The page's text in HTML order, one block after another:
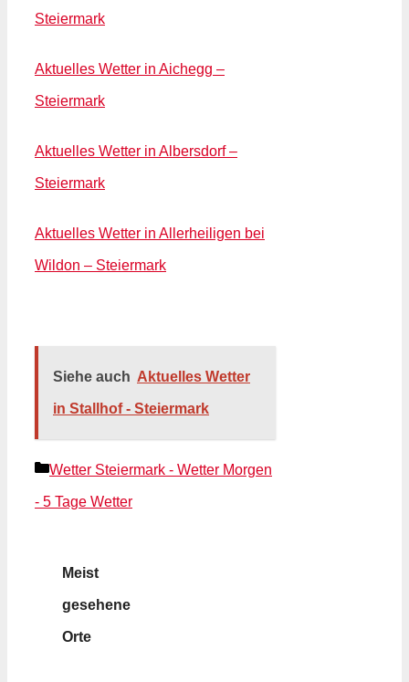
Steiermark
Aktuelles Wetter in Aichegg –
Steiermark
Aktuelles Wetter in Albersdorf –
Steiermark
Aktuelles Wetter in Allerheiligen bei
Wildon – Steiermark
Siehe auch Aktuelles Wetter
in Stallhof - Steiermark
Kategorien
Wetter Steiermark - Wetter Morgen
- 5 Tage Wetter
Meist
gesehene
Orte